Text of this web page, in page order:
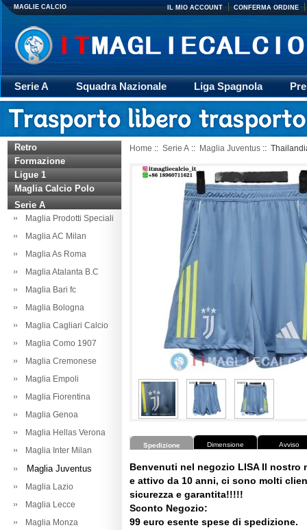
MAGLIE CALCIO IL MIO ACCOUNT CONFERMA ORDINE
Serie A Squadra Nazionale Liga Spagnola
Giacca
Rugby trasporto Retro
Retro
Formazione
Ligue 1
Maglia Calcio Polo
Serie A
Maglia Prodotti Speciali
Maglia AC Milan
Maglia As Roma
Maglia Atalanta B.C
Maglia Bari fc
Maglia Bologna
Maglia Cagliari Calcio
Maglia Como 1907
Maglia Cremonese
Maglia Empoli
Maglia Fiorentina
Maglia Genoa
Maglia Hellas Verona
Maglia Inter Milan
Maglia Juventus
Maglia Lazio
Maglia Lecce
Maglia Monza
Home :: Serie A :: Maglia Juventus ::
Spedizione Dimensione Avviso
Benvenuti nel negozio LISA Il nostro
e attivo da 10 anni, ci sono molti
sicurezza e garantita!!!!!
Sconto Negozio:
99 euro esente spese di spedizione.